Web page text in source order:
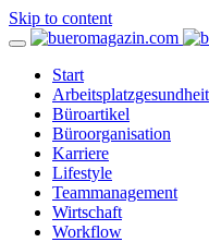
Skip to content
Start
Arbeitsplatzgesundheit
Büroartikel
Büroorganisation
Karriere
Lifestyle
Teammanagement
Wirtschaft
Workflow